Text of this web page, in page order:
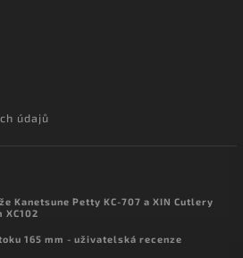
údajů
Kanetsune Petty KC-707 a XIN Cutlery
XC102
165 mm - uživatelská recenze